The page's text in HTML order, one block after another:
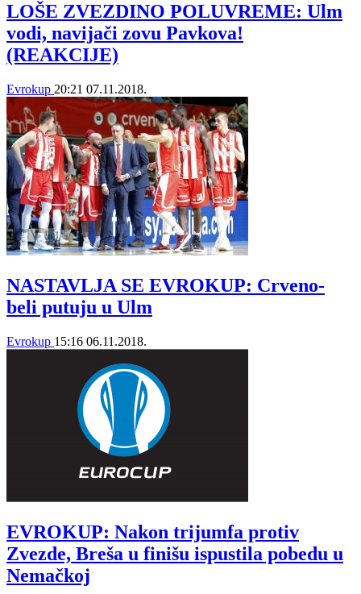
LOŠE ZVEZDINO POLUVREME: Ulm
vodi, navijači zovu Pavkova!
(REAKCIJE)
Evrokup 20:21 07.11.2018.
NASTAVLJA SE EVROKUP: Crveno-
beli putuju u Ulm
Evrokup 15:16 06.11.2018.
EVROKUP: Nakon trijumfa protiv
Zvezde, Breša u finišu ispustila pobedu u
Nemačkoj